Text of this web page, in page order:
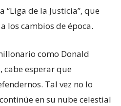
de la Justicia”, que
los cambios de época.
como Donald
esperar que
Tal vez no lo
en su nube celestial